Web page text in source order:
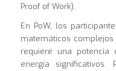
Proof of Work).
En PoW, los
matemáticos
requiere una potencia
energía